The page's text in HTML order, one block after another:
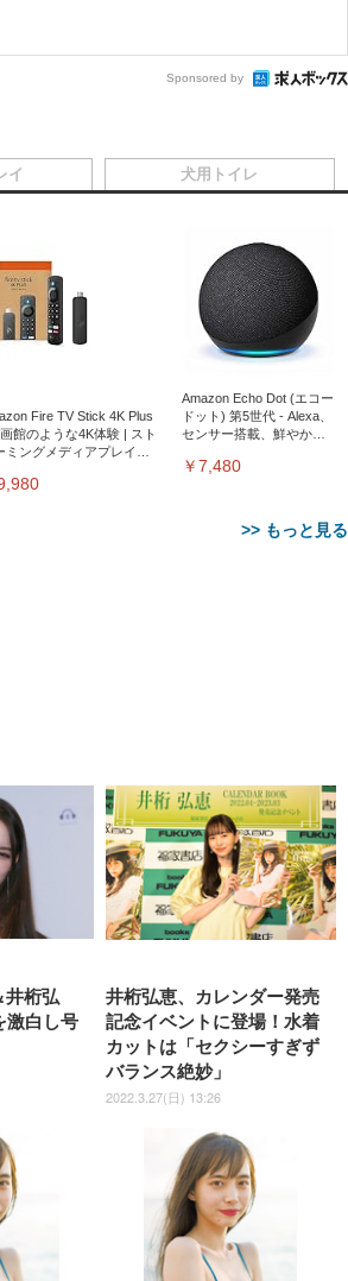
Sponsored by
Fire TV Stick 4K Plus
館のような4K体験 | スト
ミングメディアプレイヤ
Amazon Echo Dot (エコー
ドット) 第5世代 - Alexa、
センサー搭載、鮮やかな
￥7,480
>> もっと見る
ア 強化バックレスト 30度
キング機能 人間工学 椅子
ポート 90度跳ね上げ式ア
レスト 3Dヘッドレスト
ガー付き 高反発クッショ
チェア 通気性メッシュ
ミング/勉強/事務用 おし
パソコンチェア (ホワイ
ッシュ 通気性 ランバーサ
ポート付き 腰サポート ガ
ス圧無段階昇降 360度回
転 キャスター付き コンパ
クト 幅52×奥行58.5×高さ
84～96cm テレワーク 在
宅勤務 ブラック
￥4,139
イ
）VA 非光
VGA
内蔵 高さ調整 ス
対応
ビジネス向け
Gaming Monitor 24” Essential ゲ
ーミングモニター QD 24.5インチ
1ms FHD 量子ドット 残像低減 (3
年保証 | 輝点保証 | 日本メーカー)
￥34,980
犬用トイレ
Basic アイリスオーヤマ
トシーツ 超厚型 お徳用
ド 100枚入 (x 1) (ケース
)
ュラー 200枚入
【Amazon.co.jp限定】
￥3,731
井桁弘
激白し号
井桁弘恵、カレンダー発売
記念イベントに登場！水着
カットは「セクシーすぎず
バランス絶妙」
2022.3.27(日) 13:26